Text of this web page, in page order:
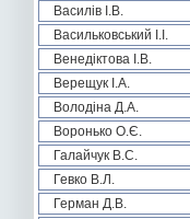
Василів І.В.
Васильковський І.І.
Венедіктова І.В.
Верещук І.А.
Володіна Д.А.
Воронько О.Є.
Галайчук В.С.
Гевко В.Л.
Герман Д.В.